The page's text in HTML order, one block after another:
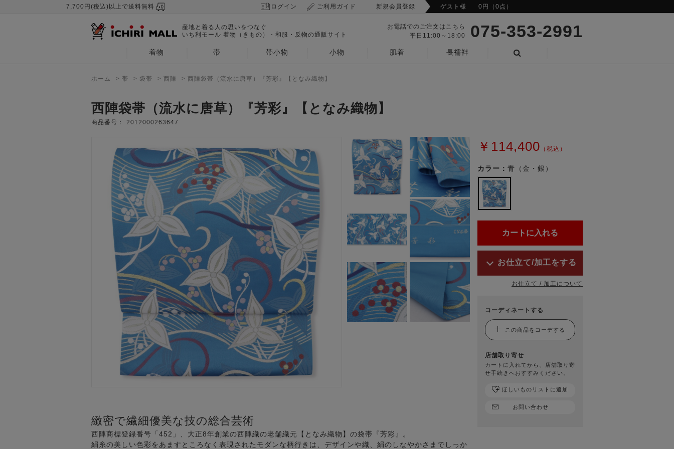
7,700円(税込)以上で送料無料 ログイン ご利用ガイド 新規会員登録 ゲスト様 0円（0点）
産地と着る人の思いをつなぐ
いち利モール 着物（きもの）・和服・反物の通販サイト
お電話でのご注文はこちら
平日11:00～18:00
075-353-2991
着物 帯 帯小物 小物 肌着
長襦袢
ホーム > 帯 > 袋帯 > 西陣 > 西陣袋帯（流水に唐草）『芳彩』【となみ織物】
西陣袋帯（流水に唐草）『芳彩』【となみ織物】
商品番号： 2012000263647
緻密で繊細優美な技の総合芸術
西陣商標登録番号「452」、大正8年創業の西陣織の老舗織元【となみ織物】の袋帯『芳彩』。
絹糸の美しい色彩をあますところなく表現されたモダンな柄行きは、デザインや織、絹のしなやかさまでしっか
￥114,400 （税込）
カラー： 青（金・銀）
お仕立て/加工をする
お仕立て / 加工について
コーディネートする
この商品をコーデする
店舗取り寄せ
カートに入れてから、店舗取り寄
せ手続きへおすすみください。
お問い合わせ
ほしいものリストに追加